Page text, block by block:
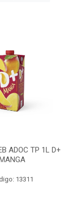
ADOC TP 1L D+
13311